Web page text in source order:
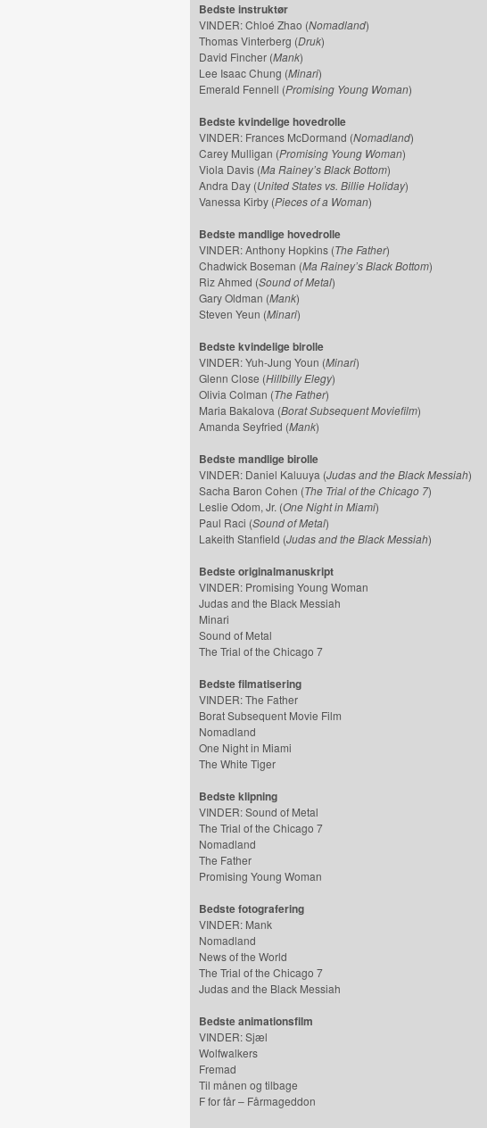
Bedste instruktør
VINDER: Chloé Zhao (Nomadland)
Thomas Vinterberg (Druk)
David Fincher (Mank)
Lee Isaac Chung (Minari)
Emerald Fennell (Promising Young Woman)
Bedste kvindelige hovedrolle
VINDER: Frances McDormand (Nomadland)
Carey Mulligan (Promising Young Woman)
Viola Davis (Ma Rainey’s Black Bottom)
Andra Day (United States vs. Billie Holiday)
Vanessa Kirby (Pieces of a Woman)
Bedste mandlige hovedrolle
VINDER: Anthony Hopkins (The Father)
Chadwick Boseman (Ma Rainey’s Black Bottom)
Riz Ahmed (Sound of Metal)
Gary Oldman (Mank)
Steven Yeun (Minari)
Bedste kvindelige birolle
VINDER: Yuh-Jung Youn (Minari)
Glenn Close (Hillbilly Elegy)
Olivia Colman (The Father)
Maria Bakalova (Borat Subsequent Moviefilm)
Amanda Seyfried (Mank)
Bedste mandlige birolle
VINDER: Daniel Kaluuya (Judas and the Black Messiah)
Sacha Baron Cohen (The Trial of the Chicago 7)
Leslie Odom, Jr. (One Night in Miami)
Paul Raci (Sound of Metal)
Lakeith Stanfield (Judas and the Black Messiah)
Bedste originalmanuskript
VINDER: Promising Young Woman
Judas and the Black Messiah
Minari
Sound of Metal
The Trial of the Chicago 7
Bedste filmatisering
VINDER: The Father
Borat Subsequent Movie Film
Nomadland
One Night in Miami
The White Tiger
Bedste klipning
VINDER: Sound of Metal
The Trial of the Chicago 7
Nomadland
The Father
Promising Young Woman
Bedste fotografering
VINDER: Mank
Nomadland
News of the World
The Trial of the Chicago 7
Judas and the Black Messiah
Bedste animationsfilm
VINDER: Sjæl
Wolfwalkers
Fremad
Til månen og tilbage
F for får – Fårmageddon